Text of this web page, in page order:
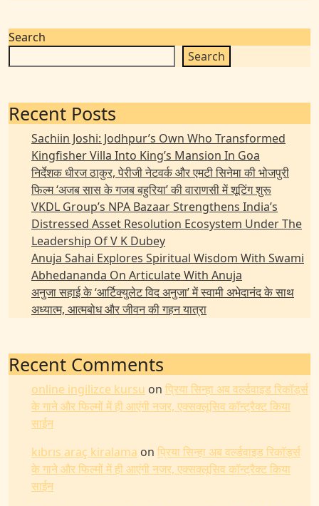
Search
Search
Recent Posts
Sachiin Joshi: Jodhpur’s Own Who Transformed
Kingfisher Villa Into King’s Mansion In Goa
निर्देशक धीरज ठाकुर, पेरीजी नेटवर्क और एमटी सिनेमा की भोजपुरी
फिल्म ‘अजब सास के गजब बहुरिया’ की वाराणसी में शूटिंग शुरू
VKDL Group’s NPA Bazaar Strengthens India’s
Distressed Asset Resolution Ecosystem Under The
Leadership Of V K Dubey
Anuja Sahai Explores Spiritual Wisdom With Swami
Abhedananda On Articulate With Anuja
अनुजा सहाई के ‘आर्टिक्युलेट विद अनुजा’ में स्वामी अभेदानंद के साथ
अध्यात्म, आत्मबोध और जीवन की गहन यात्रा
Recent Comments
online ingilizce kursu on प्रिया सिन्हा अब वर्ल्डवाइड रिकॉर्ड्स
के गाने और फिल्मों में ही आएंगी नजर, एक्सक्लूसिव कॉन्ट्रैक्ट किया
साईन
kıbrıs araç kiralama on प्रिया सिन्हा अब वर्ल्डवाइड रिकॉर्ड्स
के गाने और फिल्मों में ही आएंगी नजर, एक्सक्लूसिव कॉन्ट्रैक्ट किया
साईन